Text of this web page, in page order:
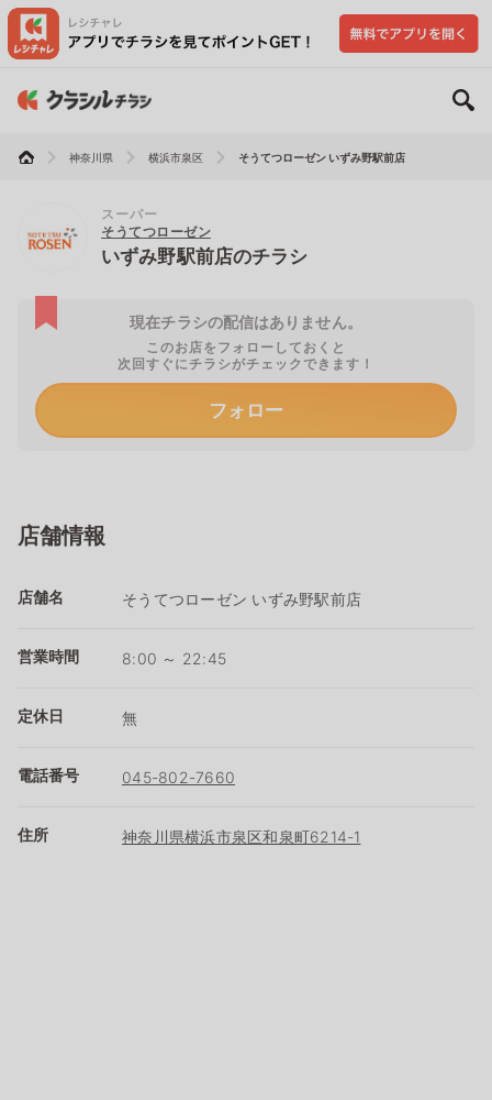
神奈川県 横浜市泉区 そうてつローゼン いずみ野駅前店
スーパー
そうてつローゼン
いずみ野駅前店のチラシ
現在チラシの配信はありません。
このお店をフォローしておくと
次回すぐにチラシがチェックできます！
フォロー
店舗情報
店舗名 そうてつローゼン いずみ野駅前店
営業時間 8:00 ～ 22:45
定休日 無
電話番号 045-802-7660
住所 神奈川県横浜市泉区和泉町6214-1